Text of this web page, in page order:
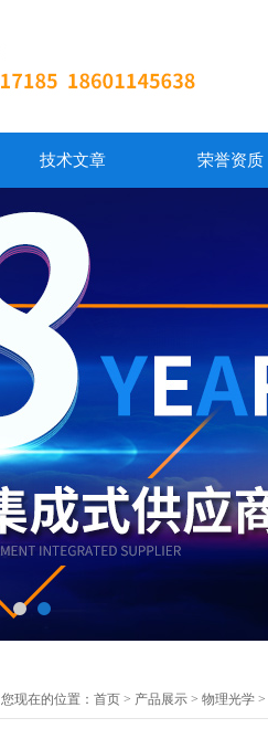
技术文章 荣誉资质
您现在的位置： 首页 > 产品展示 > 物理光学 >